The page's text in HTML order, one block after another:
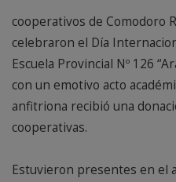
cooperativos de Comodoro
celebraron el Día
Escuela Provincial Nº 126
con un emotivo acto
anfitriona recibió una
cooperativas.
Estuvieron presentes en el